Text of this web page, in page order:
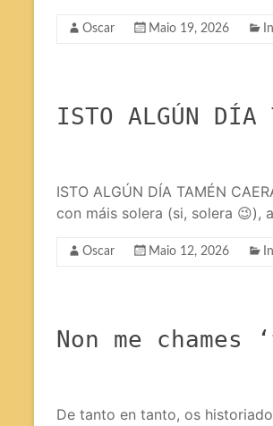
Oscar Maio 19, 2026
ISTO ALGÚN DÍA
ISTO ALGÚN DÍA TAMÉN
con máis solera (si, solera 😉),
Oscar Maio 12, 2026
Non me
De tanto en tanto, os